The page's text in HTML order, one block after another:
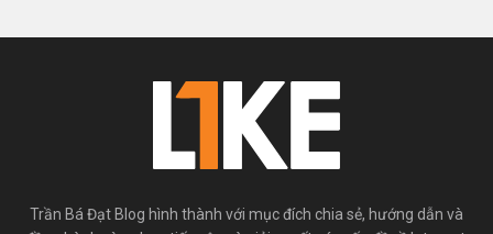
Trần Bá Đạt Blog hình thành với mục đích chia sẻ, hướng dẫn và